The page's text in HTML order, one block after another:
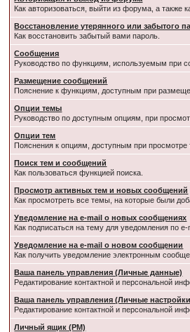
Как авторизоваться, выйти из форума, а также
Восстановление утерянного или забытого
Как восстановить забытый вами пароль.
Сообщения
Руководство по функциям, используемым при
Размещение сообщений
Пояснение к функциям, доступным при
Опции темы
Руководство по доступным опциям, при
Опции тем
Пояснения к опциям, доступным при просмотре
Поиск тем и сообщений
Как пользоваться функцией поиска.
Просмотр активных тем и новых сообщений
Как просмотреть все темы, на которые были
Уведомление на e-mail о новых сообщениях
Как подписаться на тему для уведомления по e-
Уведомление на е-mail о новом сообщении
Как получить уведомление электронным
Ваша панель управления (Личные данные)
Редактирование контактной и персональной
Ваша панель управления (Личные
Редактирование контактной и персональной
Личный ящик (PM)